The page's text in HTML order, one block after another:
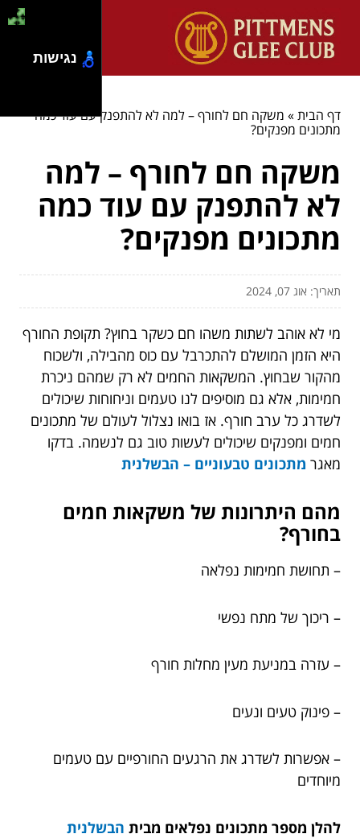
דף הבית» משקה חם לחורף – למה לא להתפנק עם עוד כמה
מתכונים מפנקים?
משקה חם לחורף – למה
לא להתפנק עם עוד כמה
מתכונים מפנקים?
תאריך: אוג 07, 2024
מי לא אוהב לשתות משהו חם כשקר בחוץ? תקופת החורף
היא הזמן המושלם להתכרבל עם כוס מהבילה, ולשכוח
מהקור שבחוץ. המשקאות החמים לא רק שמהם ניכרת
חמימות, אלא גם מוסיפים לנו טעמים וניחוחות שיכולים
לשדרג כל ערב חורף. אז בואו נצלול לעולם של מתכונים
חמים ומפנקים שיכולים לעשות טוב גם לנשמה. בדקו
מאגר מתכונים טבעוניים – הבשלנית
מהם היתרונות של משקאות חמים
בחורף?
– תחושת חמימות נפלאה
– ריכוך של מתח נפשי
– עזרה במניעת מעין מחלות חורף
– פינוק טעים ונעים
– אפשרות לשדרג את הרגעים החורפיים עם טעמים
מיוחדים
להלן מספר מתכונים נפלאים מבית הבשלנית
נגישות